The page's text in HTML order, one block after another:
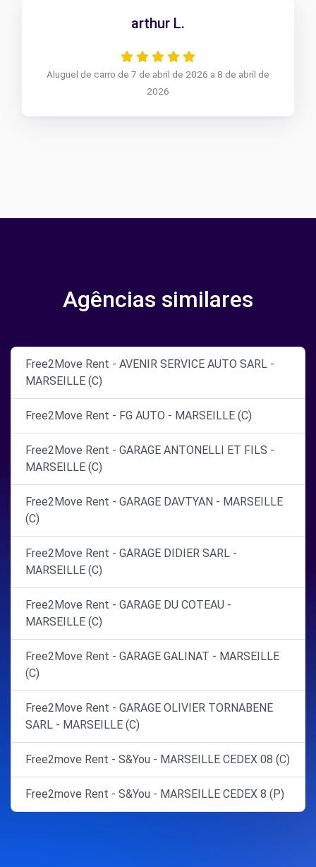
arthur L.
Aluguel de carro de 7 de abril de 2026 a 8 de abril de
2026
Agências similares
Free2Move Rent - AVENIR SERVICE AUTO SARL -
MARSEILLE (C)
Free2Move Rent - FG AUTO - MARSEILLE (C)
Free2Move Rent - GARAGE ANTONELLI ET FILS -
MARSEILLE (C)
Free2Move Rent - GARAGE DAVTYAN - MARSEILLE
(C)
Free2Move Rent - GARAGE DIDIER SARL -
MARSEILLE (C)
Free2Move Rent - GARAGE DU COTEAU -
MARSEILLE (C)
Free2Move Rent - GARAGE GALINAT - MARSEILLE
(C)
Free2Move Rent - GARAGE OLIVIER TORNABENE
SARL - MARSEILLE (C)
Free2move Rent - S&You - MARSEILLE CEDEX 08 (C)
Free2move Rent - S&You - MARSEILLE CEDEX 8 (P)